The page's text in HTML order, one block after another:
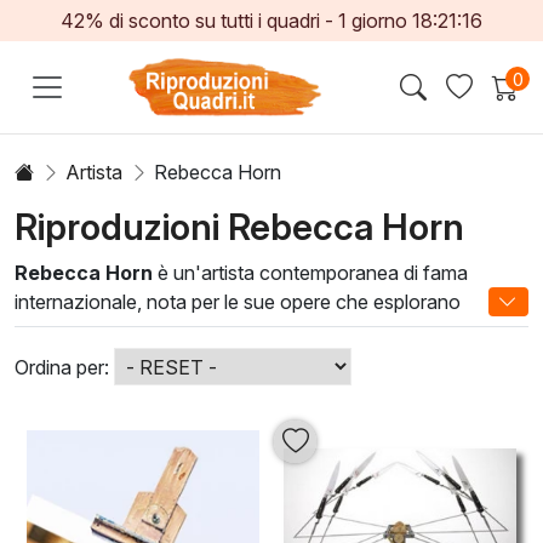
42% di sconto su tutti i quadri - 1 giorno 18:21:16
0
Artista Rebecca Horn
Riproduzioni Rebecca Horn
Rebecca Horn è un'artista contemporanea di fama
internazionale, nota per le sue opere che esplorano
l’intersezione tra corpo e spazio attraverso tecniche
innovative. Le sue pitture ad olio uniscono elementi astratti
e figurativi, creando una dimensione visiva unica che invita
alla riflessione. Ogni opera trasmette un'emozione
profonda, rendendola ideale per chi desidera arricchire il
proprio ambiente con un tocco di arte significativa.
Le opere di Rebecca Horn possono trasformare qualsiasi
spazio, donando un'atmosfera affascinante e
Ordina per: